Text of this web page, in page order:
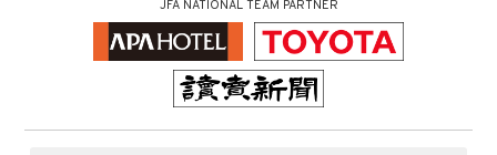
JFA NATIONAL TEAM PARTNER